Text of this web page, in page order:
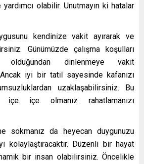
olabilir. Unutmayın ki hatalar
kendinize vakit ayırarak ve
Günümüzde çalışma koşulları
olduğundan dinlenmeye vakit
iyi bir tatil sayesinde kafanızı
uzaklaşabilirsiniz. Bu
içe içe olmanız rahatlamanızı
sokmanız da heyecan duygunuzu
kolaylaştıracaktır. Düzenli bir hayat
bir insan olabilirsiniz. Öncelikle